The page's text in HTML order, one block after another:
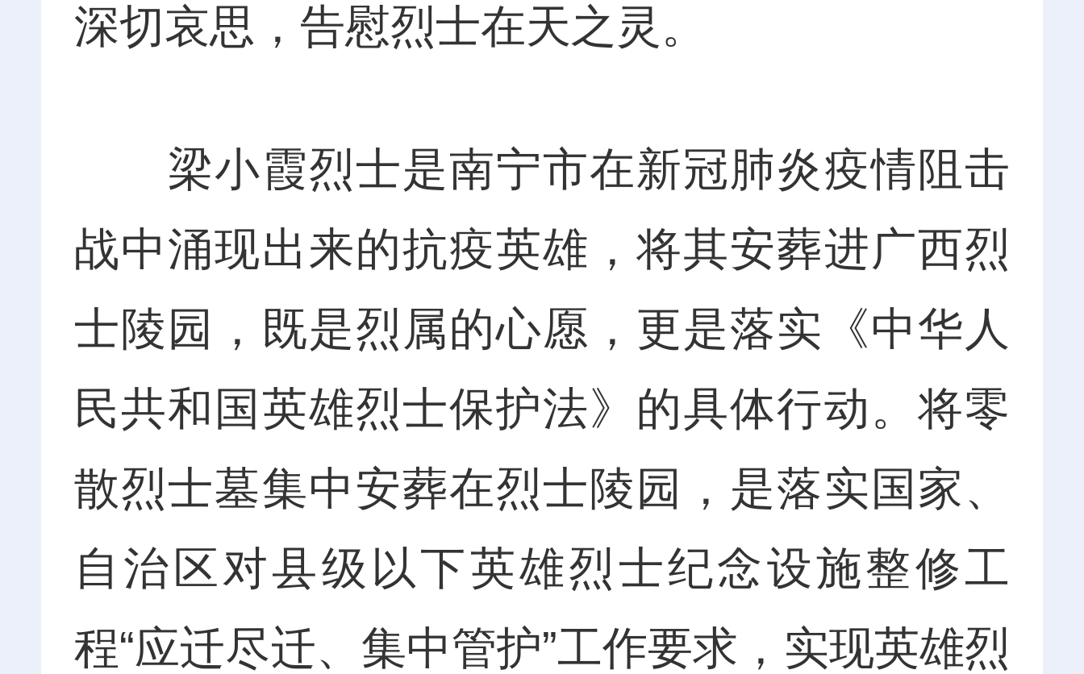
深切哀思，告慰烈士在天之灵。
梁小霞烈士是南宁市在新冠肺炎疫情阻击
战中涌现出来的抗疫英雄，将其安葬进广西烈
士陵园，既是烈属的心愿，更是落实《中华人
民共和国英雄烈士保护法》的具体行动。将零
散烈士墓集中安葬在烈士陵园，是落实国家、
自治区对县级以下英雄烈士纪念设施整修工
程“应迁尽迁、集中管护”工作要求，实现英雄烈